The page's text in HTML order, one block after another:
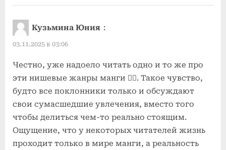
Кузьмина Юния :
03.11.2025 в 03:06
Честно, уже надоело читать одно и то же про
эти нишевые жанры манги 🤦‍♀️. Такое чувство,
будто все поклонники только и обсуждают
свои сумасшедшие увлечения, вместо того
чтобы делиться чем-то реально стоящим.
Ощущение, что у некоторых читателей жизнь
проходит только в мире манги, а реальность